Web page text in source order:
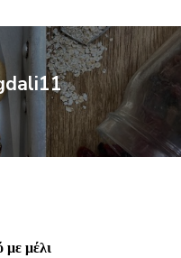
μέλι